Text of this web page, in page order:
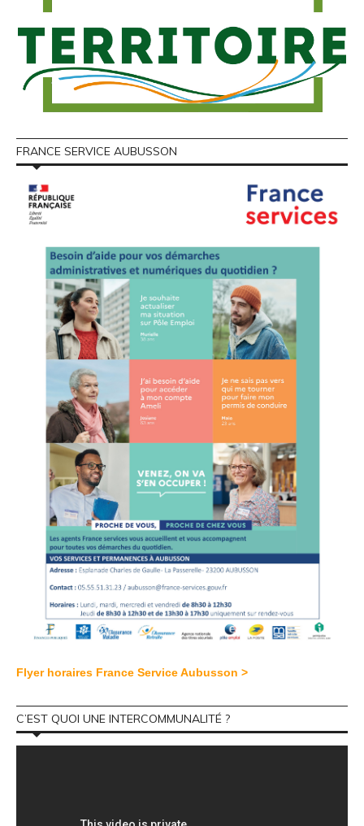
FRANCE SERVICE AUBUSSON
Flyer horaires France Service Aubusson >
C’EST QUOI UNE INTERCOMMUNALITÉ ?